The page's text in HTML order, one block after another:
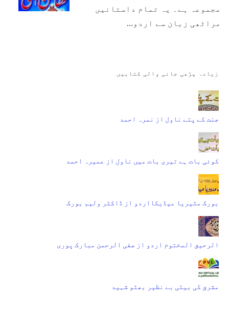
مجموعہ ہے۔ یہ تمام داستانیں
مراٹھی زبان سے اردو…
زیادہ پڑھی جانی والی کتابیں
جنت کے پتے ناول از نمرہ احمد
کوئی بات ہے تیری بات میں ناول از عمیرہ احمد
بورک مٹیریا میڈیکااردو از ڈاکٹر ولیم بورک
الرحیق المختوم اردو از صفی الرحمن مبارک پوری
مشرق کی بیٹی بے نظیر بھٹو شہید